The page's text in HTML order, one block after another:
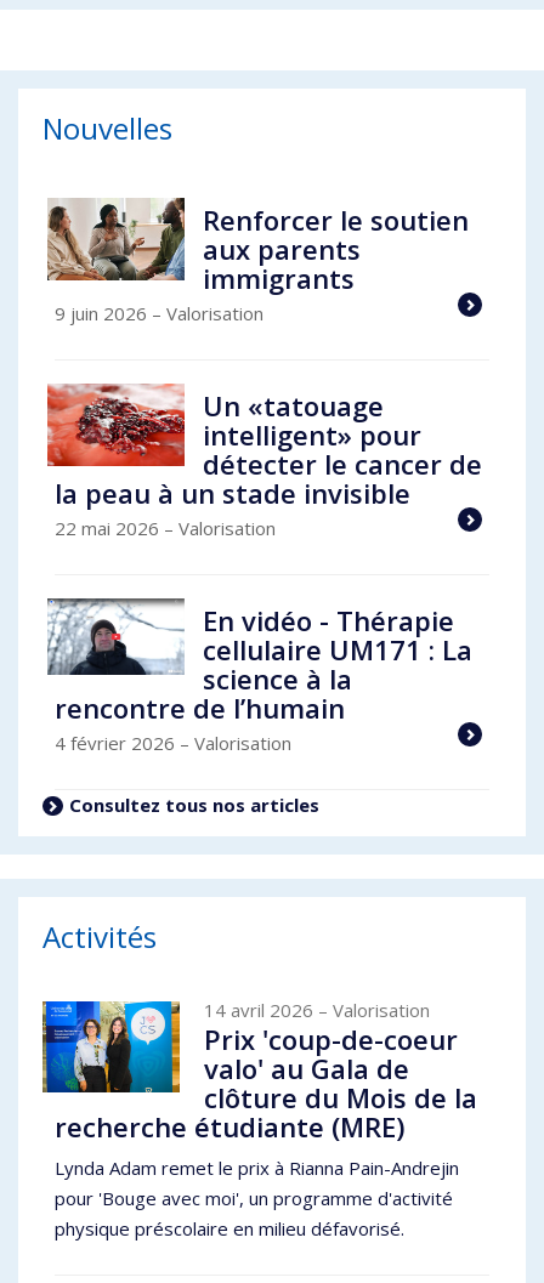
Nouvelles
Renforcer le soutien
aux parents
immigrants
9 juin 2026 – Valorisation
Un «tatouage
intelligent» pour
détecter le cancer de
la peau à un stade invisible
22 mai 2026 – Valorisation
En vidéo - Thérapie
cellulaire UM171 : La
science à la
rencontre de l’humain
4 février 2026 – Valorisation
Consultez tous nos articles
Activités
14 avril 2026 – Valorisation
Prix 'coup-de-coeur
valo' au Gala de
clôture du Mois de la
recherche étudiante (MRE)
Lynda Adam remet le prix à Rianna Pain-Andrejin
pour 'Bouge avec moi', un programme d'activité
physique préscolaire en milieu défavorisé.